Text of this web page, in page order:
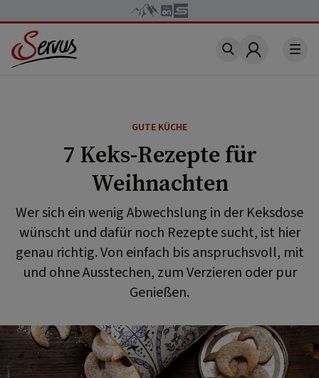
Account
GUTE KÜCHE
7 Keks-Rezepte für
Weihnachten
Wer sich ein wenig Abwechslung in der Keksdose
wünscht und dafür noch Rezepte sucht, ist hier
genau richtig. Von einfach bis anspruchsvoll, mit
und ohne Ausstechen, zum Verzieren oder pur
Genießen.